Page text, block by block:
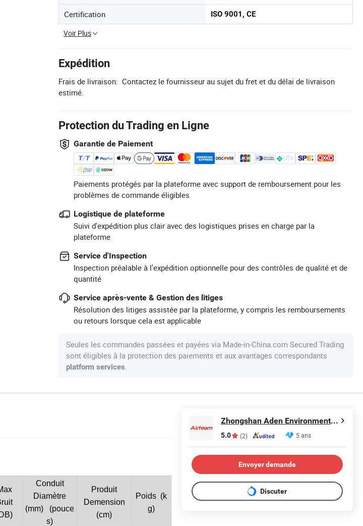
Certification ISO 9001, CE
Voir Plus
Expédition
Frais de livraison: Contactez le fournisseur au sujet du fret et du délai de livraison
estimé.
Protection du Trading en Ligne
Garantie de Paiement
Paiements protégés par la plateforme avec support de remboursement pour les
problèmes de commande éligibles
Logistique de plateforme
Suivi d'expédition plus clair avec des logistiques prises en charge par la
plateforme
Service d'Inspection
Inspection préalable à l'expédition optionnelle pour des contrôles de qualité et de
quantité
Service après-vente & Gestion des litiges
Résolution des litiges assistée par la plateforme, y compris les remboursements
ou retours lorsque cela est applicable
Seules les commandes passées et payées via Made-in-China.com Secured Trading
sont éligibles à la protection des paiements et aux avantages correspondants
platform services.
Conduit
Diamètre
(mm) (pouce
s)
Produit
Demension
(cm)
Poids (k
g)
Zhongshan Aden Environmental Technology Co., Ltd.
5.0 (2) 5 ans
Envoyer demande
Discuter